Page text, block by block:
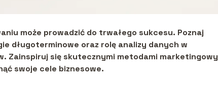
może prowadzić do trwałego sukcesu. Poznaj
długoterminowe oraz rolę analizy danych w
się skutecznymi metodami
swoje cele biznesowe.